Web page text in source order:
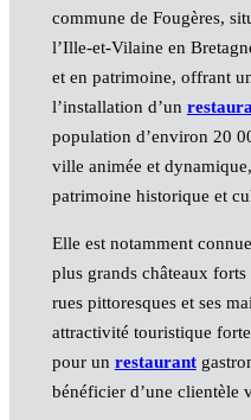
commune de Fougères,
l’Ille-et-Vilaine en
et en patrimoine, offrant
l’installation d’un
population d’environ 20
ville animée et
patrimoine historique et
Elle est notamment
plus grands châteaux
rues pittoresques et ses
attractivité touristique
pour un restaurant
bénéficier d’une clientèle